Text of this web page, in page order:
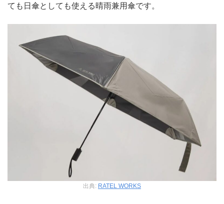
ても日傘としても使える晴雨兼用傘です。
出典: RATEL WORKS